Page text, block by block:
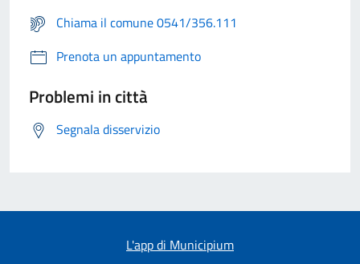
Chiama il comune 0541/356.111
Prenota un appuntamento
Problemi in città
Segnala disservizio
L'app di Municipium